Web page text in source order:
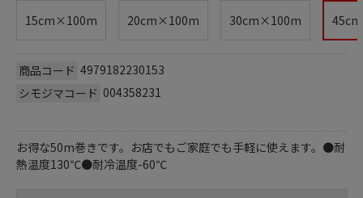
15cm×100m 20cm×100m 30cm×100m
商品コード 4979182230153
シモジマコード 004358231
お得な50m巻きです。お店でもご家庭でも手軽に使えます。●耐
熱温度130℃●耐冷温度-60℃